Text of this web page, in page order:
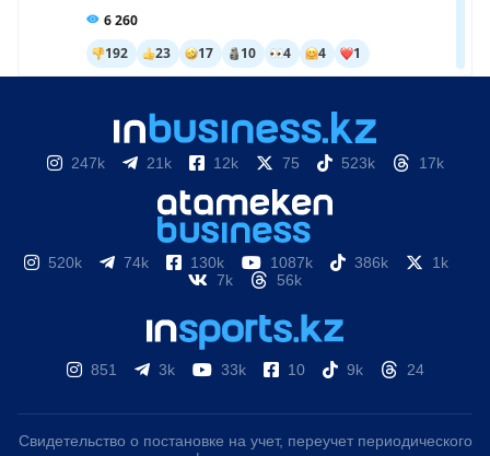
247k 21k 12k 75 523k 17k
520k 74k 130k 1087k 386k
1k
7k
56k
851 3k 33k 10 9k 24
Свидетельство о постановке на учет, переучет периодического